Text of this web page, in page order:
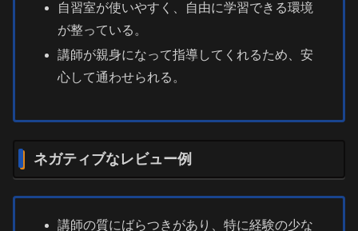
自習室が使いやすく、自由に学習できる環境
が整っている。
講師が親身になって指導してくれるため、安
心して通わせられる。
ネガティブなレビュー例
講師の質にばらつきがあり、特に経験の少な